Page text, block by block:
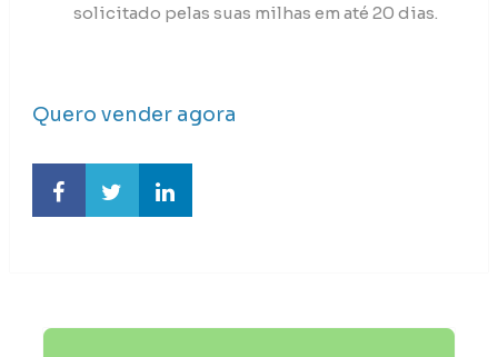
solicitado pelas suas milhas em até 20 dias.
Quero vender agora